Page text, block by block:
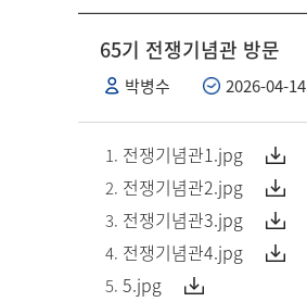
65기 전쟁기념관 방문
박병수 2026-04-14
전쟁기념관1.jpg
전쟁기념관2.jpg
전쟁기념관3.jpg
전쟁기념관4.jpg
5.jpg